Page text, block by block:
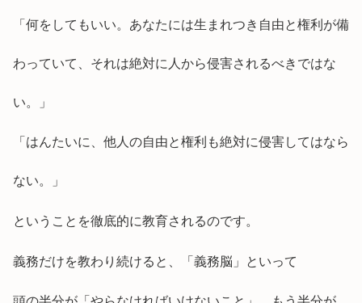
「何をしてもいい。あなたには生まれつき自由と権利が備
わっていて、それは絶対に人から侵害されるべきではな
い。」
「はんたいに、他人の自由と権利も絶対に侵害してはなら
ない。」
ということを徹底的に教育されるのです。
義務だけを教わり続けると、「義務脳」といって